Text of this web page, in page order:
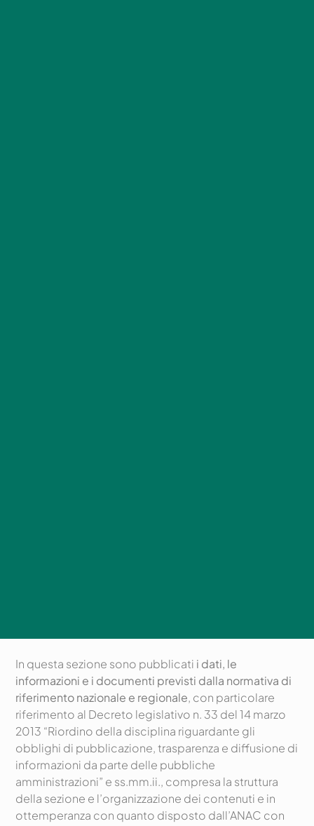
In questa sezione sono pubblicati i dati, le
informazioni e i documenti previsti dalla normativa di
riferimento nazionale e regionale, con particolare
riferimento al Decreto legislativo n. 33 del 14 marzo
2013 “Riordino della disciplina riguardante gli
obblighi di pubblicazione, trasparenza e diffusione di
informazioni da parte delle pubbliche
amministrazioni” e ss.mm.ii., compresa la struttura
della sezione e l’organizzazione dei contenuti e in
ottemperanza con quanto disposto dall’ANAC con